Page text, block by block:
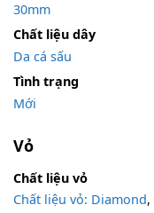
30mm
Chất liệu dây
Da cá sấu
Tình trạng
Mới
Vỏ
Chất liệu vỏ
Chất liệu vỏ: Diamond,